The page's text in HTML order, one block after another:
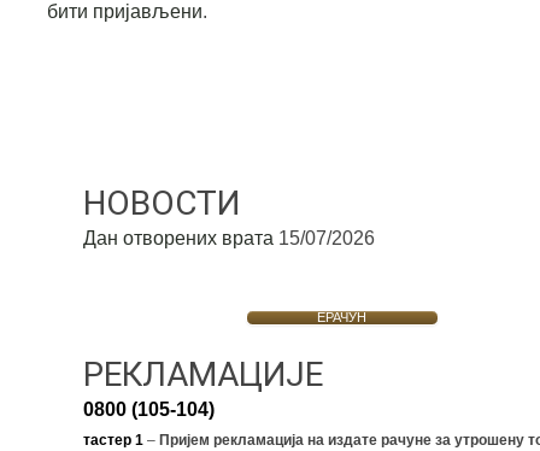
бити пријављени.
НОВОСТИ
Дан отворених врата 15/07/2026
ЕРАЧУН
РЕКЛАМАЦИЈЕ
0800 (105-104)
тастер 1–Пријем рекламација на издате рачуне за утрошену